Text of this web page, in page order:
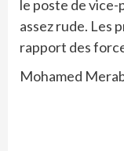
le poste de vice-
assez rude. Les
rapport des
Mohamed